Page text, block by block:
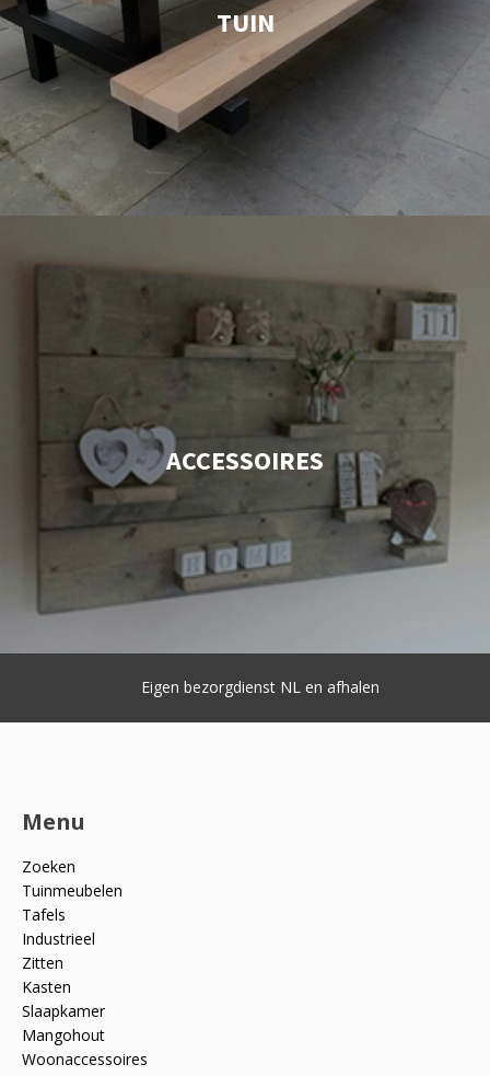
TUIN
ACCESSOIRES
Eigen bezorgdienst NL en afhalen
Menu
Zoeken
Tuinmeubelen
Tafels
Industrieel
Zitten
Kasten
Slaapkamer
Mangohout
Woonaccessoires